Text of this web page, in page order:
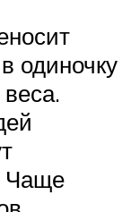
одиночку
Чаще